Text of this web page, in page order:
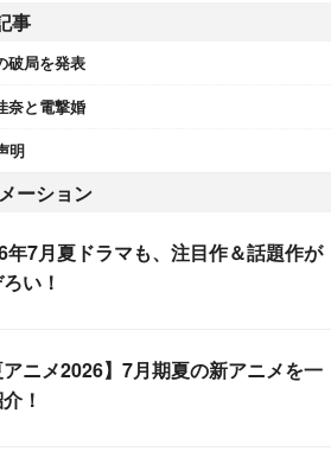
事
破局を発表
奈と電撃婚
明
ーション
年7月夏ドラマも、注目作＆話題作が
い！
アニメ2026】7月期夏の新アニメを一
！